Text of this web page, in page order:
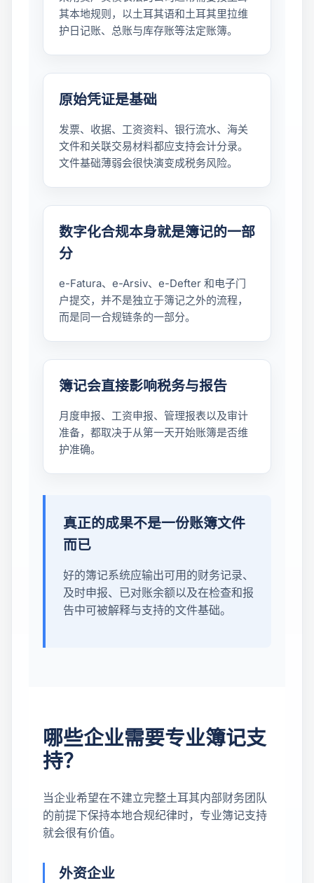
其本地规则，以土耳其语和土耳其里拉维
护日记账、总账与库存账等法定账簿。
原始凭证是基础
发票、收据、工资资料、银行流水、海关
文件和关联交易材料都应支持会计分录。
文件基础薄弱会很快演变成税务风险。
数字化合规本身就是簿记的一部
分
e-Fatura、e-Arsiv、e-Defter 和电子门
户提交，并不是独立于簿记之外的流程，
而是同一合规链条的一部分。
簿记会直接影响税务与报告
月度申报、工资申报、管理报表以及审计
准备，都取决于从第一天开始账簿是否维
护准确。
真正的成果不是一份账簿文件
而已
好的簿记系统应输出可用的财务记录、
及时申报、已对账余额以及在检查和报
告中可被解释与支持的文件基础。
哪些企业需要专业簿记支
持？
当企业希望在不建立完整土耳其内部财务团队
的前提下保持本地合规纪律时，专业簿记支持
就会很有价值。
外资企业